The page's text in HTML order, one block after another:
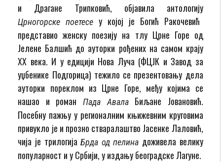
и Драгане Трипковић, објавила антологију
Црногорске поетесе у којој је Богић Ракочевић
представио женску поезију на тлу Црне Горе од
Јелене Балшић до ауторки рођених на самом крају
ХХ века. И у едицији Нова Луча (ФЦЈК и Завод за
уџбенике Подгорица) тежило се презентовању дела
ауторки пореклом из Црне Горе, међу којима се
нашао и роман
Пада АвалаБиљане Јовановић.
Посебну пажњу у регионалним књижевним круговима
привукло је и прозно стваралаштво Јасенке Лаловић,
чија је трилогијаБрда од пелина доживела велику
популарност и у Србији, у издању београдске Лагуне.